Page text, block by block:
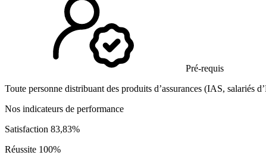
Pré-requis
Toute personne distribuant des produits d’assurances (IAS, salariés
Nos indicateurs de performance
Satisfaction 83,83%
Réussite 100%